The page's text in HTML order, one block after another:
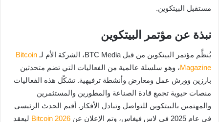
مستقبل البيتكوين.
نبذة عن مؤتمر البيتكوين
يُنظَّم مؤتمر البيتكوين من قبل BTC Media، الشركة الأم لـ
Bitcoin
Magazine، وهو سلسلة عالمية من الفعاليات التي تضم متحدثين
بارزين وورش عمل ومعارض وأنشطة ترفيهية. تشكّل هذه الفعاليات
منصات حيوية تجمع قادة الصناعة والمطورين والمستثمرين
والمهتمين بالبيتكوين للتواصل وتبادل الأفكار. أقيم الحدث الرئيسي
في عام 2025 في لاس فيغاس، وتم الإعلان عن
Bitcoin 2026 ليعقد